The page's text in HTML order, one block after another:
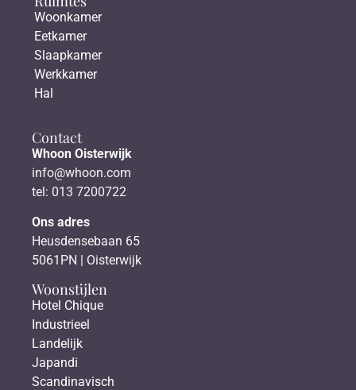
Woonkamer
Eetkamer
Slaapkamer
Werkkamer
Hal
Contact
Whoon Oisterwijk
info@whoon.com
tel: 013 7200722
Ons adres
Heusdensebaan 65
5061PN | Oisterwijk
Woonstijlen
Hotel Chique
Industrieel
Landelijk
Japandi
Scandinavisch